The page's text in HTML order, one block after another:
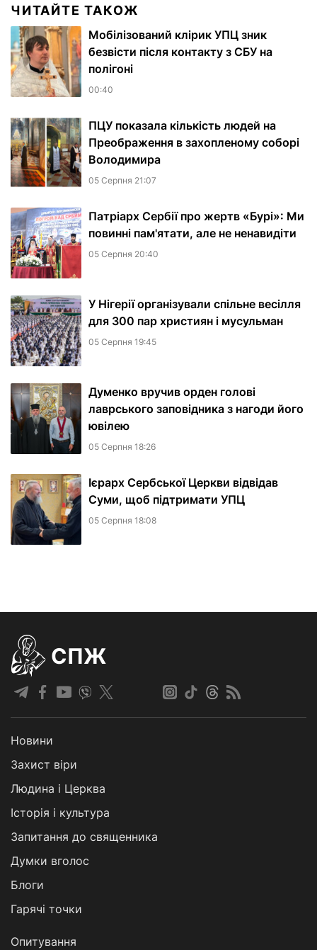
ЧИТАЙТЕ ТАКОЖ
Мобілізований клірик УПЦ зник
безвісти після контакту з СБУ на
полігоні
00:40
ПЦУ показала кількість людей на
Преображення в захопленому соборі
Володимира
05 Серпня 21:07
Патріарх Сербії про жертв «Бурі»: Ми
повинні пам'ятати, але не ненавидіти
05 Серпня 20:40
У Нігерії організували спільне весілля
для 300 пар християн і мусульман
05 Серпня 19:45
Думенко вручив орден голові
лаврського заповідника з нагоди його
ювілею
05 Серпня 18:26
Ієрарх Сербської Церкви відвідав
Суми, щоб підтримати УПЦ
05 Серпня 18:08
СПЖ
Новини
Захист віри
Людина і Церква
Історія і культура
Запитання до священника
Думки вголос
Блоги
Гарячі точки
Опитування